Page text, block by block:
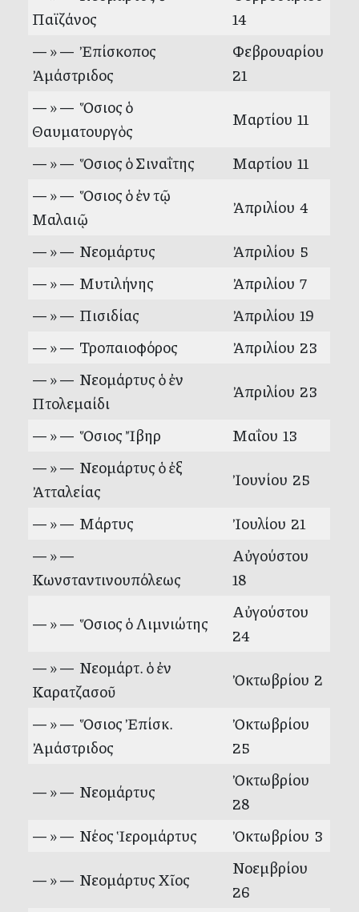
Παϊζάνος
14
— » — Ἐπίσκοπος
Ἀμάστριδος
Φεβρουαρίου
21
— » — Ὅσιος ὁ
Θαυματουργὸς
Μαρτίου 11
— » — Ὅσιος ὁ Σιναΐτης
Μαρτίου 11
— » — Ὅσιος ὁ ἐν τῷ
Μαλαιῷ
Ἀπριλίου 4
— » — Νεομάρτυς
Ἀπριλίου 5
— » — Μυτιλήνης
Ἀπριλίου 7
— » — Πισιδίας
Ἀπριλίου 19
— » — Τροπαιοφόρος
Ἀπριλίου 23
— » — Νεομάρτυς ὁ ἐν
Πτολεμαίδι
Ἀπριλίου 23
— » — Ὅσιος Ἴβηρ
Μαΐου 13
— » — Νεομάρτυς ὁ ἐξ
Ἀτταλείας
Ἰουνίου 25
— » — Μάρτυς
Ἰουλίου 21
— » —
Κωνσταντινουπόλεως
Αὐγούστου
18
— » — Ὅσιος ὁ Λιμνιώτης
Αὐγούστου
24
— » — Νεομάρτ. ὁ ἐν
Καρατζασοῦ
Ὀκτωβρίου 2
— » — Ὅσιος Ἐπίσκ.
Ἀμάστριδος
Ὀκτωβρίου
25
— » — Νεομάρτυς
Ὀκτωβρίου
28
— » — Νέος Ἱερομάρτυς
Ὀκτωβρίου 3
— » — Νεομάρτυς Χῖος
Νοεμβρίου
26